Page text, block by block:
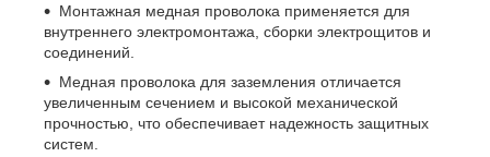
Монтажная медная проволока применяется для
внутреннего электромонтажа, сборки электрощитов и
соединений.
Медная проволока для заземления отличается
увеличенным сечением и высокой механической
прочностью, что обеспечивает надежность защитных
систем.